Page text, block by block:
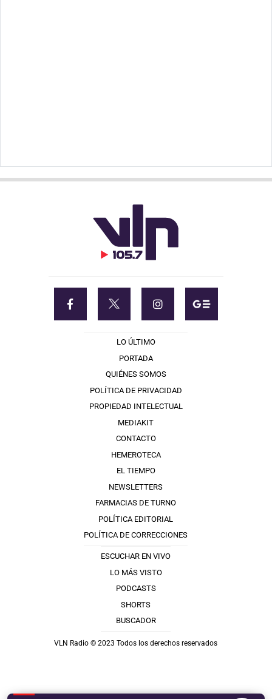
LO ÚLTIMO
PORTADA
QUIÉNES SOMOS
POLÍTICA DE PRIVACIDAD
PROPIEDAD INTELECTUAL
MEDIAKIT
CONTACTO
HEMEROTECA
EL TIEMPO
NEWSLETTERS
FARMACIAS DE TURNO
POLÍTICA EDITORIAL
POLÍTICA DE CORRECCIONES
ESCUCHAR EN VIVO
LO MÁS VISTO
PODCASTS
SHORTS
BUSCADOR
VLN Radio © 2023 Todos los derechos reservados